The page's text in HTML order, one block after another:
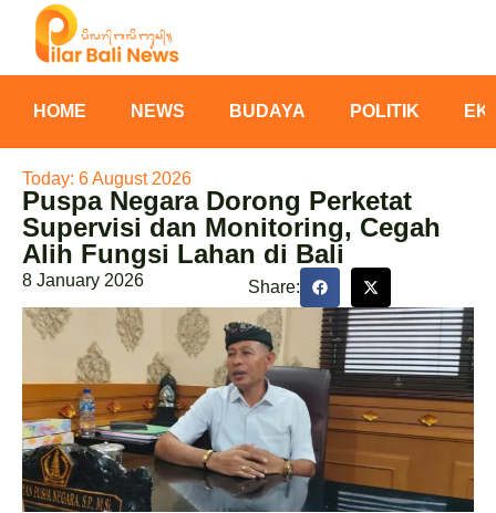
HOME NEWS BUDAYA POLITIK
Today: 6 August 2026
Puspa Negara Dorong Perketat
Supervisi dan Monitoring, Cegah
Alih Fungsi Lahan di Bali
8 January 2026 Share: